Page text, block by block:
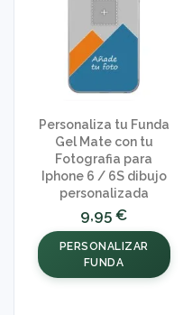
Personaliza tu Funda
Gel Mate con tu
Fotografia para
Iphone 6 / 6S dibujo
personalizada
9,95 €
PERSONALIZAR
FUNDA